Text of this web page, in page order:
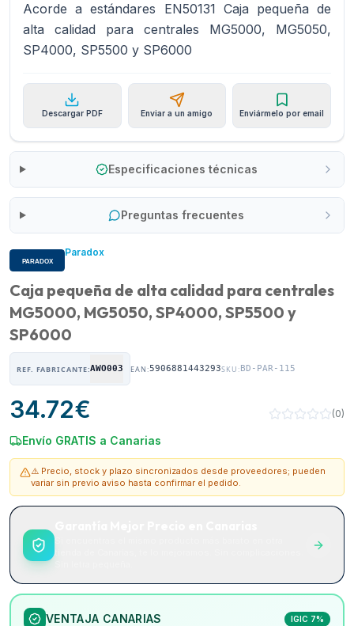
Acorde a estándares EN50131 Caja pequeña de
alta calidad para centrales MG5000, MG5050,
SP4000, SP5500 y SP6000
Descargar PDF Enviar a un amigo Enviármelo por email
Especificaciones técnicas
Preguntas frecuentes
Paradox
Caja pequeña de alta calidad para centrales
MG5000, MG5050, SP4000, SP5500 y
SP6000
REF. FABRICANTE:AWO003 EAN:5906881443293SKU:BD-PAR-115
34.72€ (0)
Envío GRATIS a Canarias
⚠️ Precio, stock y plazo sincronizados desde proveedores; pueden
variar sin previo aviso hasta confirmar el pedido.
VENTAJA CANARIAS IGIC 7%